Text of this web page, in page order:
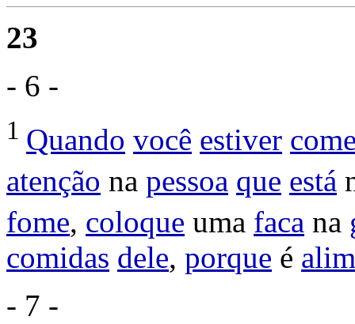
23
- 6 -
1 Quando você estiver
atenção na pessoa que está
fome, coloque uma faca na
comidas dele, porque é
- 7 -